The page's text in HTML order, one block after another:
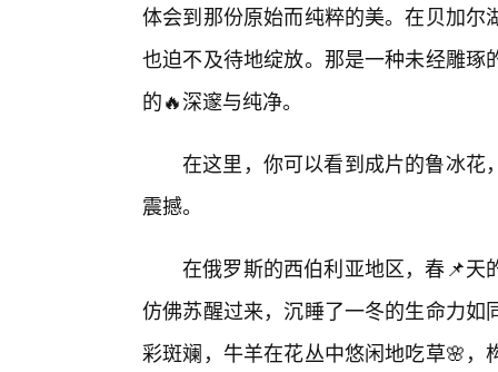
体会到那份原始而纯粹的美。在贝加
也迫不及待地绽放。那是一种未经雕
的🔥深邃与纯净。
在这里，你可以看到成片的鲁冰花
震撼。
在俄罗斯的西伯利亚地区，春📌天
仿佛苏醒过来，沉睡了一冬的生命力
彩斑斓，牛羊在花丛中悠闲地吃草🌸